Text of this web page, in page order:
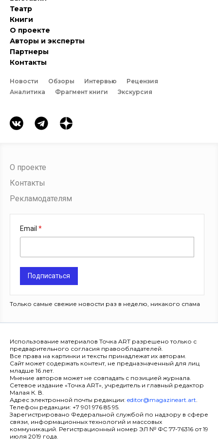
Театр
Книги
О проекте
Авторы и эксперты
Партнеры
Контакты
Новости Обзоры Интервью
Рецензия
Аналитика
Фрагмент книги Экскурсия
О проекте
Контакты
Рекламодателям
Email
Подписаться
Только самые свежие новости раз в неделю, никакого спама
Использование материалов Точка ART разрешено только с
предварительного согласия правообладателей.
Все права на картинки и тексты принадлежат их авторам.
Сайт может содержать контент, не предназначенный для лиц
младше 16 лет.
Мнение авторов может не совпадать с позицией журнала.
Сетевое издание «Точка ART», учредитель и главный редактор
Малая К. В.
Адрес электронной почты редакции: editor@magazineart.art.
Телефон редакции: +7 901 976 85 95.
Зарегистрировано Федеральной службой по надзору в сфере
связи, информационных технологий и массовых
коммуникаций. Регистрационный номер ЭЛ № ФС 77-76316 от 19
июля 2019 года.